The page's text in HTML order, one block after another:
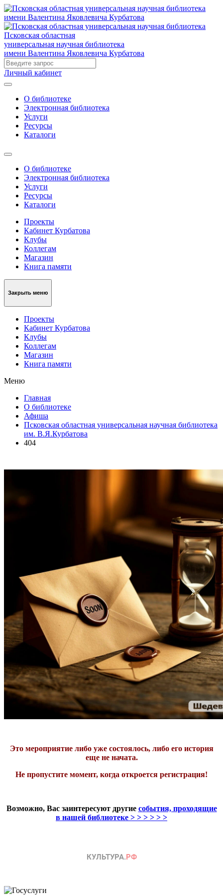
Псковская областная
универсальная научная библиотека
имени Валентина Яковлевича Курбатова
Личный кабинет
О библиотеке
Электронная библиотека
Услуги
Ресурсы
Каталоги
О библиотеке
Электронная библиотека
Услуги
Ресурсы
Каталоги
Проекты
Кабинет Курбатова
Клубы
Коллегам
Магазин
Книга памяти
Закрыть меню
Проекты
Кабинет Курбатова
Клубы
Коллегам
Магазин
Книга памяти
Меню
Главная
О библиотеке
Афиша
Псковская областная универсальная научная библиотека
им. В.Я.Курбатова
404
Это мероприятие либо уже состоялось, либо его история
еще не начата.
Не пропустите момент, когда откроется регистрация!
Возможно, Вас заинтересуют другие события, проходящие
в нашей библиотеке > > > > > >